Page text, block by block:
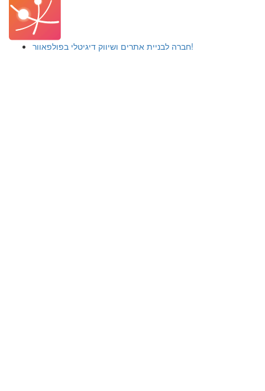
חברה לבניית אתרים ושיווק דיגיטלי בפולפאוור!